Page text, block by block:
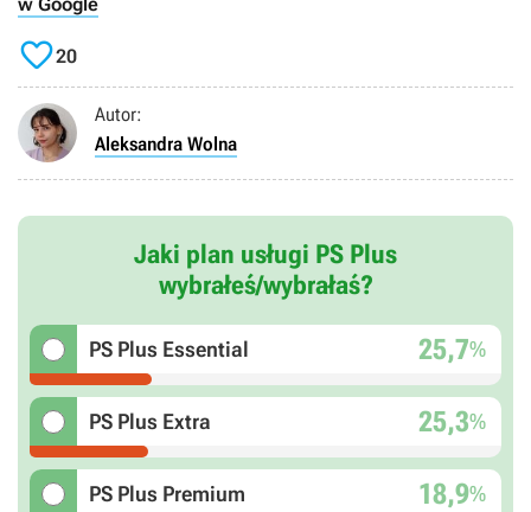
w Google
20
Autor:
Aleksandra Wolna
Jaki plan usługi PS Plus
wybrałeś/wybrałaś?
PS Plus Essential 25,7%
PS Plus Extra 25,3%
PS Plus Premium 18,9%